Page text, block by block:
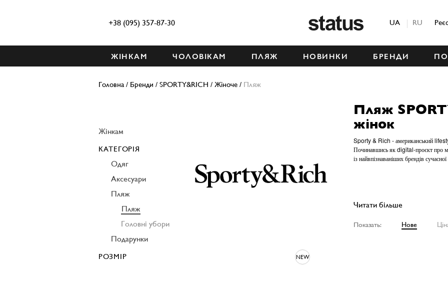
+38 (095) 357-87-30 UA RU
ЖІНКАМ ЧОЛОВІКАМ ПЛЯЖ НОВИНКИ БРЕНДИ
Головна / Бренди / SPORTY&RICH / Жіноче / Пляж
Пляж
жінок
Sporty & Rich - американський
Починавшись як digital-проєкт про
із найвпізнаваніших брендів
Читати більше
Показать: Нове
NEW
Жінкам
КАТЕГОРІЯ
Одяг
Аксесуари
Пляж
Пляж
Головні убори
Подарунки
РОЗМІР